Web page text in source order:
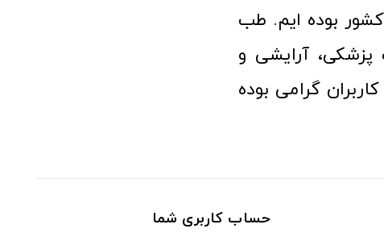
بوده ایم. طب
پزشکی، آرایشی و
گرامی بوده
حساب کاربری شما